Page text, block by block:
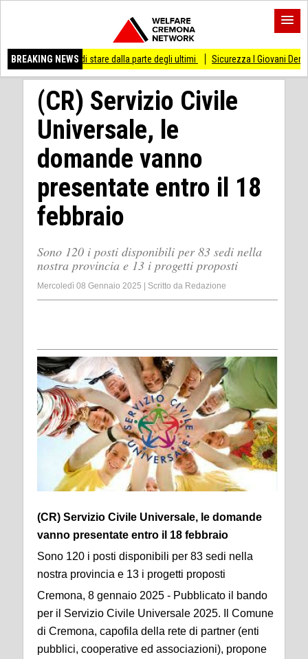
BREAKING NEWS
di stare dalla parte degli ultimi Sicurezza I Giovani Democratici
(CR) Servizio Civile
Universale, le
domande vanno
presentate entro il 18
febbraio
Sono 120 i posti disponibili per 83 sedi nella
nostra provincia e 13 i progetti proposti
Mercoledì 08 Gennaio 2025 Scritto da Redazione
(CR) Servizio Civile Universale, le domande
vanno presentate entro il 18 febbraio
Sono 120 i posti disponibili per 83 sedi nella
nostra provincia e 13 i progetti proposti
Cremona, 8 gennaio 2025 - Pubblicato il bando
per il Servizio Civile Universale 2025. Il Comune
di Cremona, capofila della rete di partner (enti
pubblici, cooperative ed associazioni), propone